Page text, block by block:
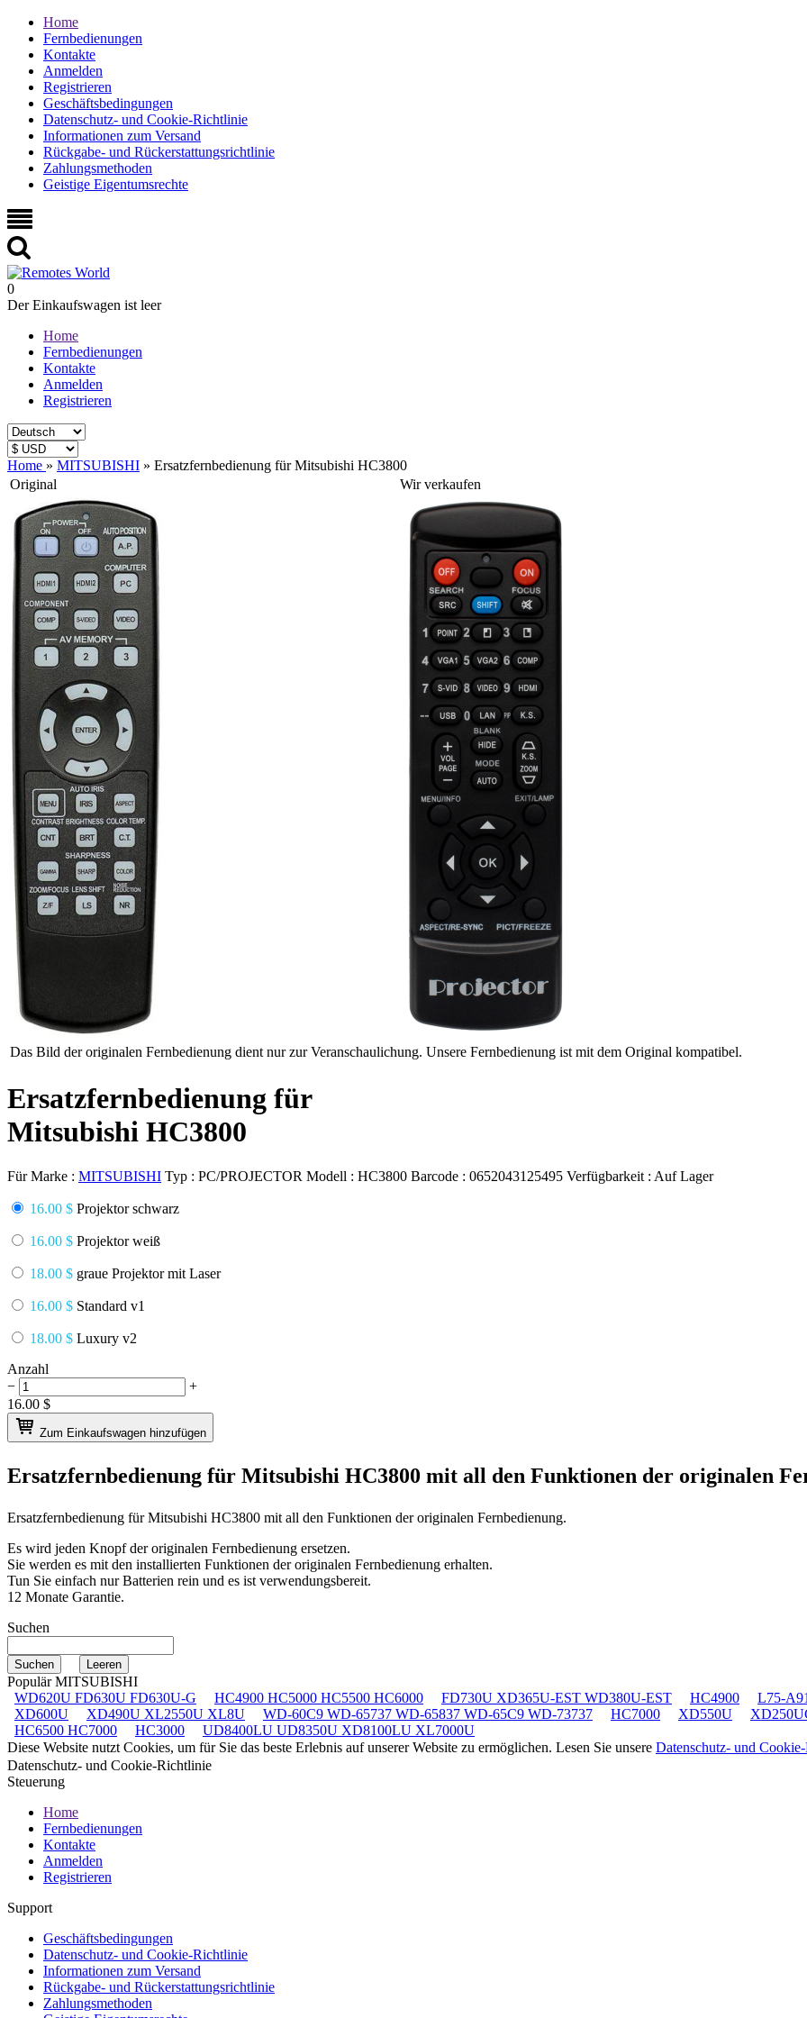
Home
Fernbedienungen
Kontakte
Anmelden
Registrieren
Geschäftsbedingungen
Datenschutz- und Cookie-Richtlinie
Informationen zum Versand
Rückgabe- und Rückerstattungsrichtlinie
Zahlungsmethoden
Geistige Eigentumsrechte
0
Der Einkaufswagen ist leer
Home
Fernbedienungen
Kontakte
Anmelden
Registrieren
Home » MITSUBISHI » Ersatzfernbedienung für Mitsubishi HC3800
Original
Wir verkaufen
Das Bild der originalen Fernbedienung dient nur zur Veranschaulichung. Unsere Fernbedienung ist mit dem Original kompatibel.
Ersatzfernbedienung für
Mitsubishi HC3800
Für Marke : MITSUBISHI Typ : PC/PROJECTOR Modell : HC3800 Barcode : 0652043125495 Verfügbarkeit : Auf Lager
16.00 $ Projektor schwarz
16.00 $ Projektor weiß
18.00 $ graue Projektor mit Laser
16.00 $ Standard v1
18.00 $ Luxury v2
Anzahl
−
+
16.00 $
Zum Einkaufswagen hinzufügen
Ersatzfernbedienung für Mitsubishi HC3800 mit all den Funktionen der originalen
Ersatzfernbedienung fürMitsubishi HC3800 mit all den Funktionen der originalen Fernbedienung.
Es wird jeden Knopf der originalen Fernbedienung ersetzen.
Sie werden es mit den installierten Funktionen der originalen Fernbedienung erhalten.
Tun Sie einfach nur Batterien rein und es ist verwendungsbereit.
12 Monate Garantie.
Suchen
Populär MITSUBISHI
WD620U FD630U FD630U-G
HC4900 HC5000 HC5500 HC6000 FD730U XD365U-EST WD380U-EST HC4900 L75-
XD600U
XD490U XL2550U XL8U WD-60C9 WD-65737 WD-65837 WD-65C9 WD-73737 HC7000 XD550U
HC6500 HC7000
HC3000
UD8400LU UD8350U XD8100LU XL7000U
Diese Website nutzt Cookies, um für Sie das beste Erlebnis auf unserer Website zu ermöglichen. Lesen Sie unsere Datenschutz- und
Datenschutz- und Cookie-Richtlinie
Steuerung
Home
Fernbedienungen
Kontakte
Anmelden
Registrieren
Support
Geschäftsbedingungen
Datenschutz- und Cookie-Richtlinie
Informationen zum Versand
Rückgabe- und Rückerstattungsrichtlinie
Zahlungsmethoden